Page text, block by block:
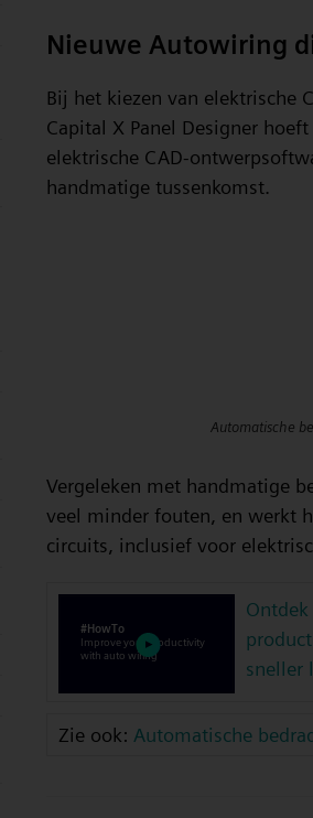
Nieuwe Autowiring
Bij het kiezen van elektrische
Capital X Panel Designer
elektrische CAD-
handmatige tussenkomst.
Automatische
Vergeleken met handmatige
veel minder fouten, en werkt
circuits, inclusief voor
sneller
Zie ook: Automatische